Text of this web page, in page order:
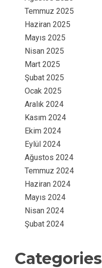
Temmuz 2025
Haziran 2025
Mayıs 2025
Nisan 2025
Mart 2025
Şubat 2025
Ocak 2025
Aralık 2024
Kasım 2024
Ekim 2024
Eylül 2024
Ağustos 2024
Temmuz 2024
Haziran 2024
Mayıs 2024
Nisan 2024
Şubat 2024
Categories